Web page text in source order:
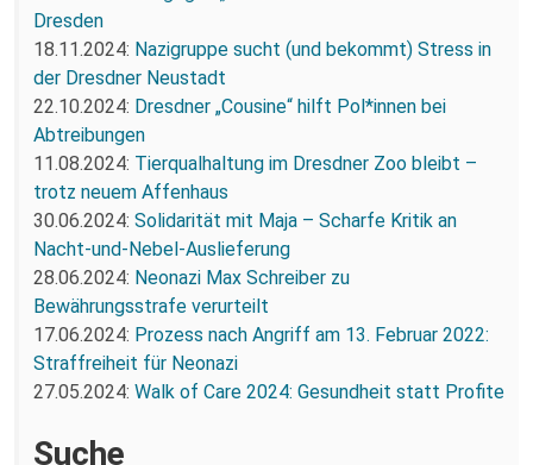
Dresden
18.11.2024: Nazigruppe sucht (und bekommt) Stress in
der Dresdner Neustadt
22.10.2024: Dresdner „Cousine“ hilft Pol*innen bei
Abtreibungen
11.08.2024: Tierqualhaltung im Dresdner Zoo bleibt –
trotz neuem Affenhaus
30.06.2024: Solidarität mit Maja – Scharfe Kritik an
Nacht-und-Nebel-Auslieferung
28.06.2024: Neonazi Max Schreiber zu
Bewährungsstrafe verurteilt
17.06.2024: Prozess nach Angriff am 13. Februar 2022:
Straffreiheit für Neonazi
27.05.2024: Walk of Care 2024: Gesundheit statt Profite
Suche